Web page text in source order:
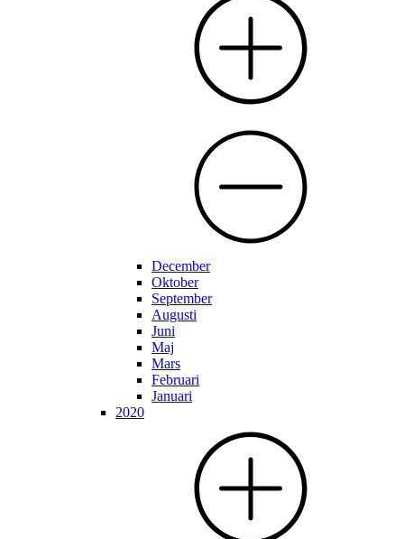
December
Oktober
September
Augusti
Juni
Maj
Mars
Februari
Januari
2020